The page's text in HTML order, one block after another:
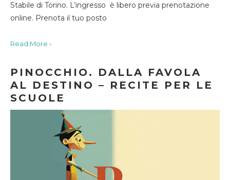
Stabile di Torino. L’ingresso è libero previa prenotazione
online. Prenota il tuo posto
Read More ›
PINOCCHIO. DALLA FAVOLA
AL DESTINO – RECITE PER LE
SCUOLE